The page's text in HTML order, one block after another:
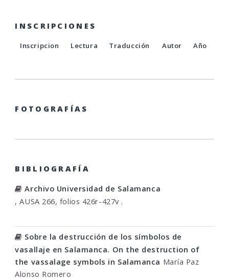
INSCRIPCIONES
Inscripcion Lectura Traducción Autor Año
FOTOGRAFÍAS
BIBLIOGRAFÍA
Archivo Universidad de Salamanca
, AUSA 266, folios 426r-427v .
Sobre la destrucción de los símbolos de
vasallaje en Salamanca. On the destruction of
the vassalage symbols in Salamanca María Paz
Alonso Romero